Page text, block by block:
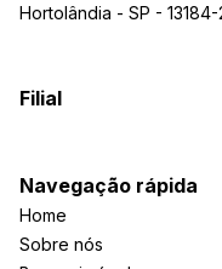
Hortolândia - SP -
Filial
Navegação rápida
Home
Sobre nós